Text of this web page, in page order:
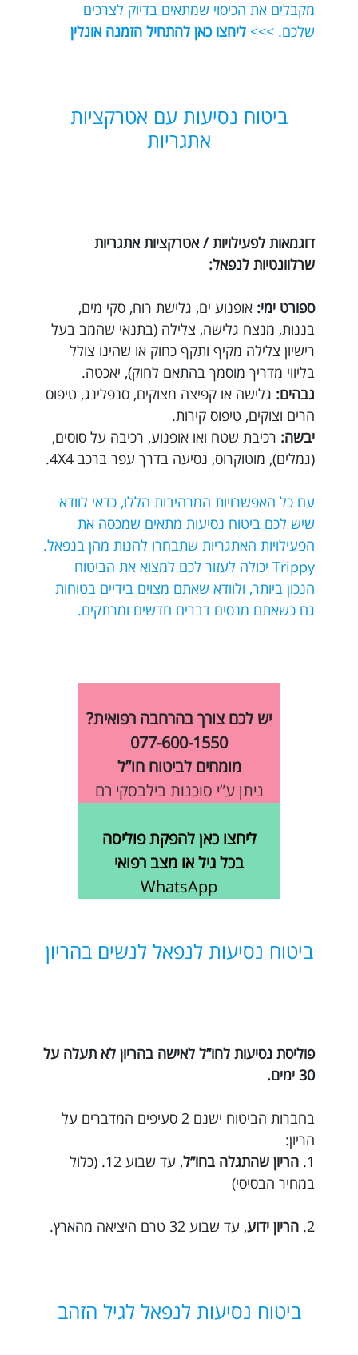
מקבלים את הכיסוי שמתאים בדיוק לצרכים
שלכם. >>> ליחצו כאן להתחיל הזמנה אונלין
ביטוח נסיעות עם אטרקציות
אתגריות
דוגמאות לפעילויות / אטרקציות אתגריות
שרלוונטיות לנפאל:
ספורט ימי: אופנוע ים, גלישת רוח, סקי מים,
בננות, מנצח גלישה, צלילה (בתנאי שהמב בעל
רישיון צלילה מקיף ותקף כחוק או שהינו צולל
בליווי מדריך מוסמך בהתאם לחוק), יאכטה.
גבהים: גלישה או קפיצה מצוקים, סנפלינג, טיפוס
הרים וצוקים, טיפוס קירות.
יבשה: רכיבת שטח ואו אופנוע, רכיבה על סוסים,
(גמלים), מוטוקרוס, נסיעה בדרך עפר ברכב 4X4.
עם כל האפשרויות המרהיבות הללו, כדאי לוודא
שיש לכם ביטוח נסיעות מתאים שמכסה את
הפעילויות האתגריות שתבחרו להנות מהן בנפאל.
Trippy יכולה לעזור לכם למצוא את הביטוח
הנכון ביותר, ולוודא שאתם מצוים בידיים בטוחות
גם כשאתם מנסים דברים חדשים ומרתקים.
יש לכם צורך בהרחבה רפואית?
077-600-1550
מומחים לביטוח חו”ל
ניתן ע”י סוכנות בילבסקי רם
ליחצו כאן להפקת פוליסה
בכל גיל או מצב רפואי
WhatsApp
ביטוח נסיעות לנפאל לנשים בהריון
פוליסת נסיעות לחו”ל לאישה בהריון לא תעלה על
30 ימים.
בחברות הביטוח ישנם 2 סעיפים המדברים על
הריון:
1. הריון שהתגלה בחו”ל
, עד שבוע 12. (כלול
במחיר הבסיסי)
2. הריון ידוע, עד שבוע 32 טרם היציאה מהארץ.
ביטוח נסיעות לנפאל לגיל הזהב